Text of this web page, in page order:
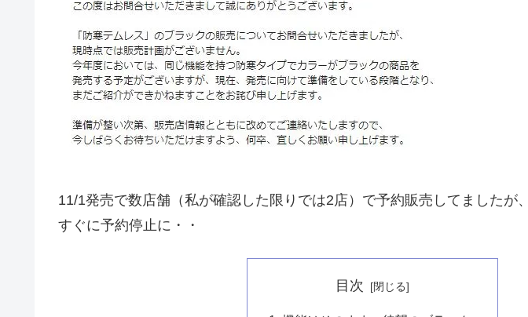
11/1発売で数店舗（私が確認した限りでは2店）で予約販売してましたが
すぐに予約停止に・・
目次